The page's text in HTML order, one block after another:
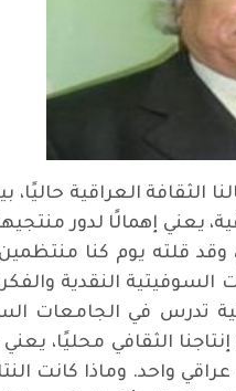
الثقافة العراقية
يعني إهمالًا لدور
وقد قلته يوم كنا
النقدية
تدرس في الجامعات
الثقافي محليًا،
عراقي واحد. وماذا كانت